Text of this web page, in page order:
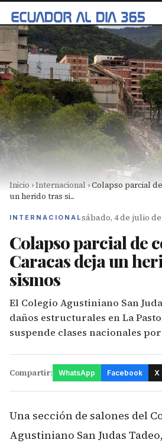
Inicio ›Internacional ›Colapso parcial
un herido tras si...
INTERNACIONALsábado, 4 de julio de
Colapso parcial de
Caracas deja un
sismos
El Colegio Agustiniano San
daños estructurales en La
suspende clases nacionales
Compartir: WhatsApp Facebook X
Una sección de salones del
Agustiniano San Judas